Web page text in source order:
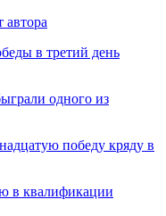
автора
в третий день
одного из
победу кряду в
в квалификации